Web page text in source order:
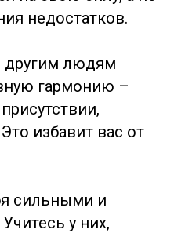
недостатков.
другим людям
гармонию –
избавит вас от
сильными и
у них,